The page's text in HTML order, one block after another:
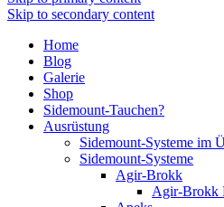
Skip to secondary content
Home
Blog
Galerie
Shop
Sidemount-Tauchen?
Ausrüstung
Sidemount-Systeme im
Sidemount-Systeme
Agir-Brokk
Agir-Brokk